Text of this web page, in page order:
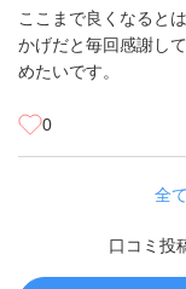
ここまで良くなると
かげだと毎回感謝し
めたいです。
0
全
口コミ投